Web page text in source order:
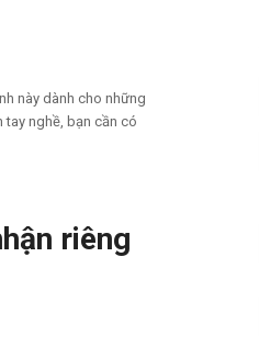
này dành cho những
nghề, bạn cần có
riêng